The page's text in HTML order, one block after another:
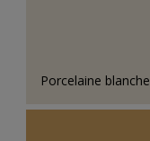
Porcelaine blanche